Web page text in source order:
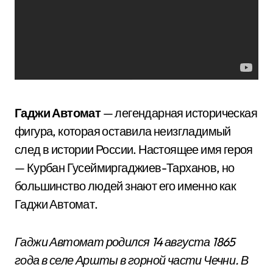
Гаджи Автомат— легендарная историческая
фигура, которая оставила неизгладимый
след в истории России. Настоящее имя героя
— Курбан Гусеймиргаджиев-Тарханов, но
большинство людей знают его именно как
Гаджи Автомат.
Гаджи Автомат родился 14 августа 1865
года в селе Аршты в горной части Чечни. В